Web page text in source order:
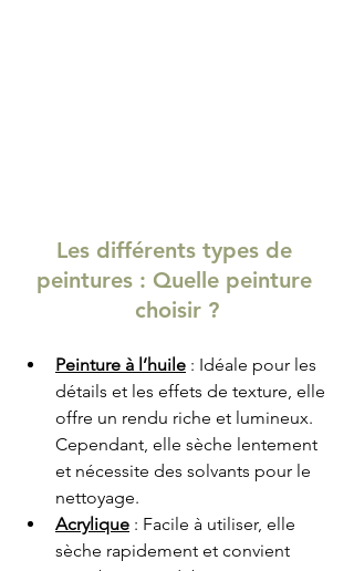
Les différents types de
peintures : Quelle peinture
choisir ?
Peinture à l’huile : Idéale pour les
détails et les effets de texture, elle
offre un rendu riche et lumineux.
Cependant, elle sèche lentement
et nécessite des solvants pour le
nettoyage.
Acrylique : Facile à utiliser, elle
sèche rapidement et convient